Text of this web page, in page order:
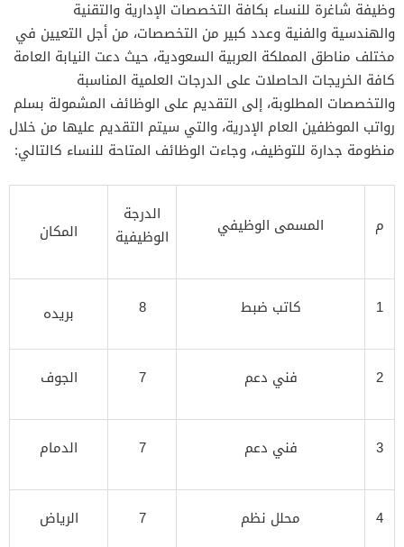
وظيفة شاغرة للنساء بكافة التخصصات الإدارية والتقنية
والهندسية والفنية وعدد كبير من التخصصات، من أجل التعيين في
مختلف مناطق المملكة العربية السعودية، حيث دعت النيابة العامة
كافة الخريجات الحاصلات على الدرجات العلمية المناسبة
والتخصصات المطلوبة، إلى التقديم على الوظائف المشمولة بسلم
رواتب الموظفين العام الإدرية، والتي سيتم التقديم عليها من خلال
منظومة جدارة للتوظيف، وجاءت الوظائف المتاحة للنساء كالتالي:
م المسمى الوظيفي
الدرجة
الوظيفية
المكان
1 كاتب ضبط 8 بريده
2 فني دعم 7 الجوف
3 فني دعم 7 الدمام
4 محلل نظم 7 الرياض